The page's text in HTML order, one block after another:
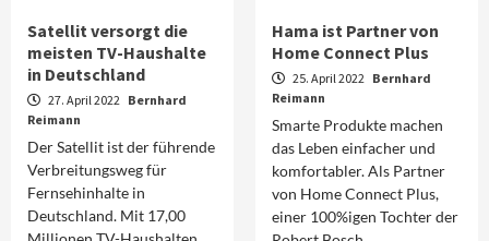
Satellit versorgt die
meisten TV-Haushalte
in Deutschland
27. April 2022 Bernhard
Reimann
Der Satellit ist der führende
Verbreitungsweg für
Fernsehinhalte in
Deutschland. Mit 17,00
Hama ist Partner von
Home Connect Plus
25. April 2022 Bernhard
Reimann
Smarte Produkte machen
das Leben einfacher und
komfortabler. Als Partner
von Home Connect Plus,
einer 100%igen Tochter der